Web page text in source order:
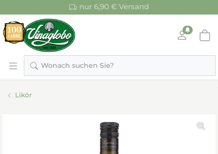
nur 6,90 € Versand
Wonach suchen Sie?
Likör